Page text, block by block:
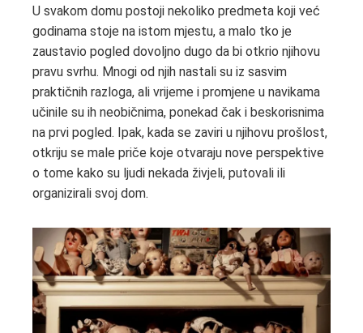
U svakom domu postoji nekoliko predmeta koji već
godinama stoje na istom mjestu, a malo tko je
zaustavio pogled dovoljno dugo da bi otkrio njihovu
pravu svrhu. Mnogi od njih nastali su iz sasvim
praktičnih razloga, ali vrijeme i promjene u navikama
učinile su ih neobičnima, ponekad čak i beskorisnima
na prvi pogled. Ipak, kada se zaviri u njihovu prošlost,
otkriju se male priče koje otvaraju nove perspektive
o tome kako su ljudi nekada živjeli, putovali ili
organizirali svoj dom.